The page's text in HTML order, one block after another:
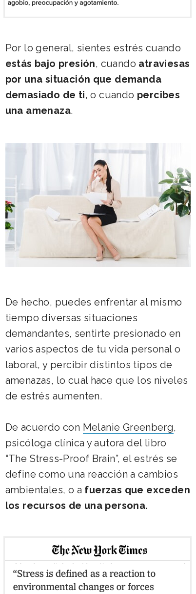
Por lo general, sientes estrés cuando
estás bajo presión, cuando atraviesas
por una situación que demanda
demasiado de ti, o cuando percibes
una amenaza.
De hecho, puedes enfrentar al mismo
tiempo diversas situaciones
demandantes, sentirte presionado en
varios aspectos de tu vida personal o
laboral, y percibir distintos tipos de
amenazas, lo cual hace que los niveles
de estrés aumenten.
De acuerdo con Melanie Greenberg,
psicóloga clínica y autora del libro
“The Stress-Proof Brain”, el estrés se
define como una reacción a cambios
ambientales, o a fuerzas que exceden
los recursos de una persona.